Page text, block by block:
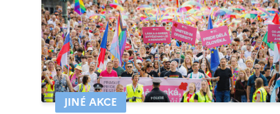
JINÉ AKCE